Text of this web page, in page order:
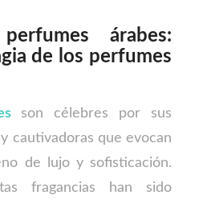
árabes:
de los perfumes
son célebres por sus
cautivadoras que evocan
de lujo y sofisticación.
fragancias han sido